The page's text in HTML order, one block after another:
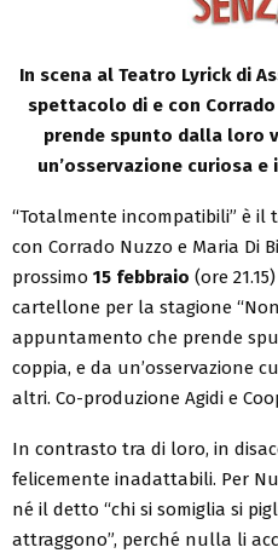
In scena al Teatro Lyrick di
spettacolo di e con Corrado
prende spunto dalla loro
un’osservazione curiosa
“Totalmente incompatibili” è
con Corrado Nuzzo e Maria Di
prossimo 15 febbraio (ore
cartellone per la stagione “Non
appuntamento che prende
coppia, e da un’osservazione
altri. Co-produzione Agidi e
In contrasto tra di loro, in
felicemente inadattabili. Per
né il detto “chi si somiglia si
attraggono”, perché nulla li